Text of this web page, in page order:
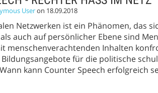
Useron 18.09.2018
Netzwerken ist ein Phänomen, das
auch auf persönlicher Ebene sind
menschenverachtenden Inhalten
für die politische
kann Counter Speech erfolgreich